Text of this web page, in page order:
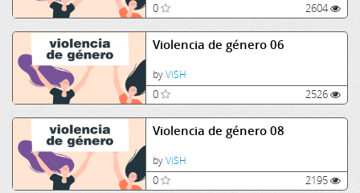
0 2604
Violencia de género 06
byViSH
0 2526
Violencia de género 08
byViSH
0 2195